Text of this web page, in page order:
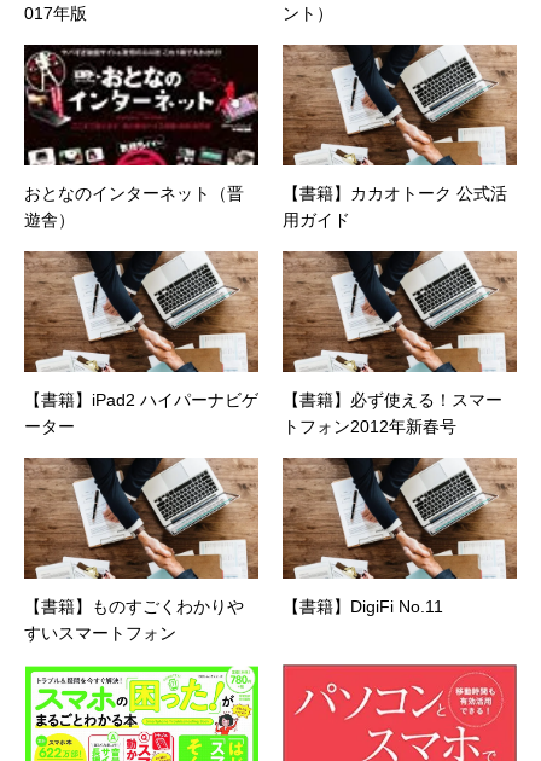
017年版
ント）
おとなのインターネット（晋
遊舎）
【書籍】カカオトーク 公式活
用ガイド
【書籍】iPad2 ハイパーナビゲ
ーター
【書籍】必ず使える！スマー
トフォン2012年新春号
【書籍】ものすごくわかりや
すいスマートフォン
【書籍】DigiFi No.11